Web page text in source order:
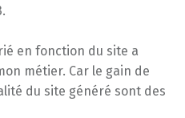
en fonction du site a
métier. Car le gain de
du site généré sont des